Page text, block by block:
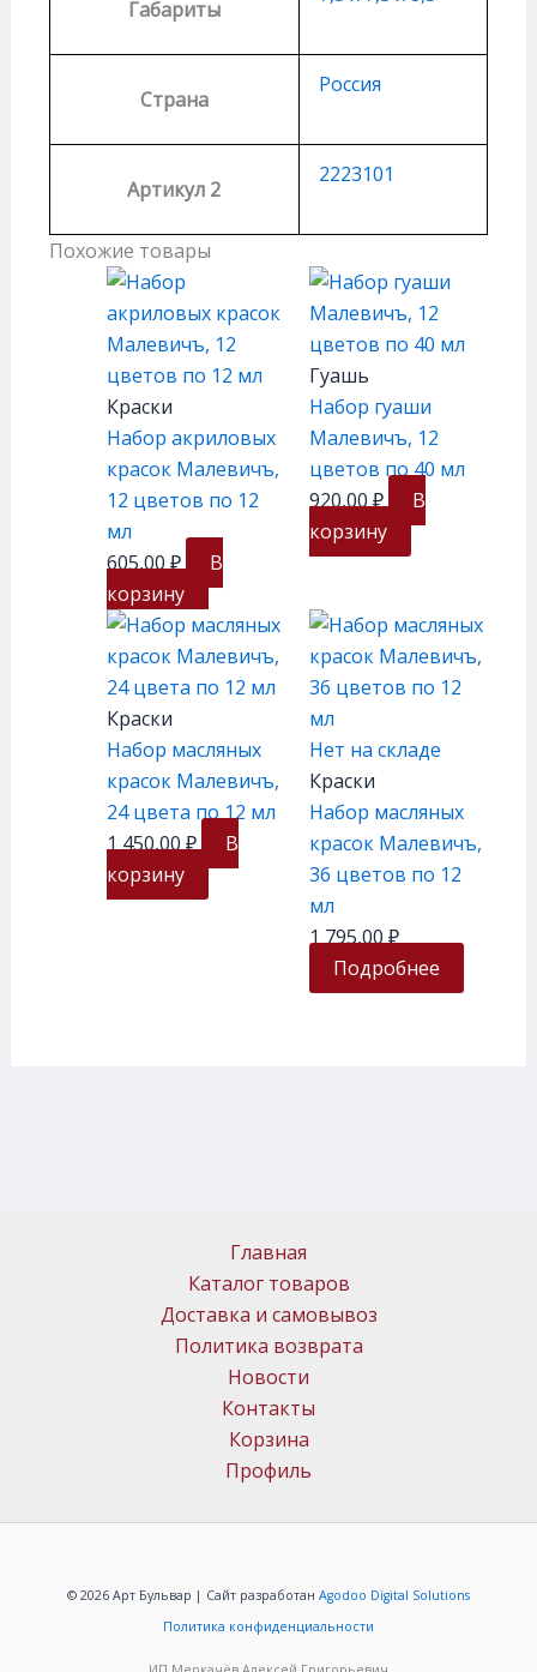
Габариты
Страна
Россия
Артикул 2
2223101
Похожие товары
Краски
Набор акриловых
красок Малевичъ,
12 цветов по 12
мл
605,00₽
В
корзину
Гуашь
Набор гуаши
Малевичъ, 12
цветов по 40 мл
920,00₽
В
корзину
Краски
Набор масляных
красок Малевичъ,
24 цвета по 12 мл
1 450,00₽
В
корзину
Нет на складе
Краски
Набор масляных
красок Малевичъ,
36 цветов по 12
мл
1 795,00₽
Подробнее
Главная
Каталог товаров
Доставка и самовывоз
Политика возврата
Новости
Контакты
Корзина
Профиль
© 2026 Арт Бульвар | Сайт разработан Agodoo Digital Solutions
Политика конфиденциальности